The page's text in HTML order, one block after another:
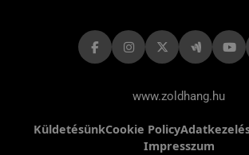
Tizenhat adatsor a tizenhat évről
www.zoldhang.hu
KüldetésünkCookie Policy
Impresszum